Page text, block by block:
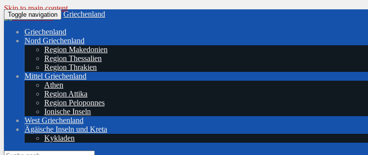
Skip to main content
Toggle navigation Griechenland
Griechenland
Nord Griechenland
Region Makedonien
Region Thessalien
Region Thrakien
Mittel Griechenland
Athen
Region Attika
Region Peloponnes
Ionische Inseln
West Griechenland
Ägäische Inseln und Kreta
Kykladen